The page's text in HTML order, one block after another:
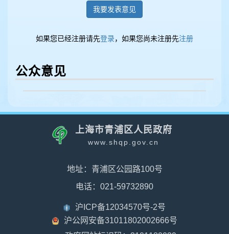
我要发表意见
如果您已经注册请先登录，如果您尚未注册先注册
公众意见
上海市青浦区人民政府
www.shqp.gov.cn
地址：青浦区公园路100号
电话：021-59732890
沪ICP备12034570号-2号
沪公网安备31011802002666号